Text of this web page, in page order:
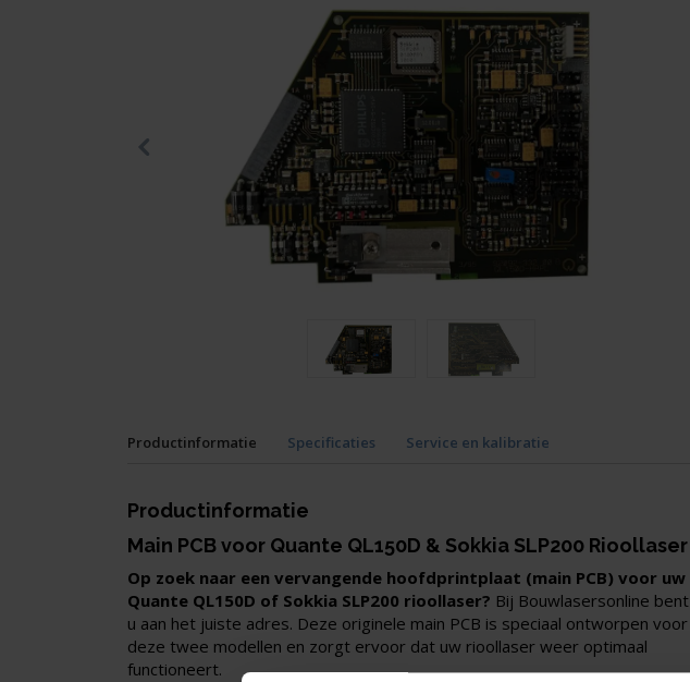
Productinformatie Specificaties Service en kalibratie
Productinformatie
Main PCB voor Quante QL150D & Sokkia SLP200 Rioollaser
Op zoek naar een vervangende hoofdprintplaat (main PCB) voor uw
Quante QL150D of Sokkia SLP200 rioollaser? Bij Bouwlasersonline bent
u aan het juiste adres. Deze originele main PCB is speciaal ontworpen voor
deze twee modellen en zorgt ervoor dat uw rioollaser weer optimaal
functioneert.